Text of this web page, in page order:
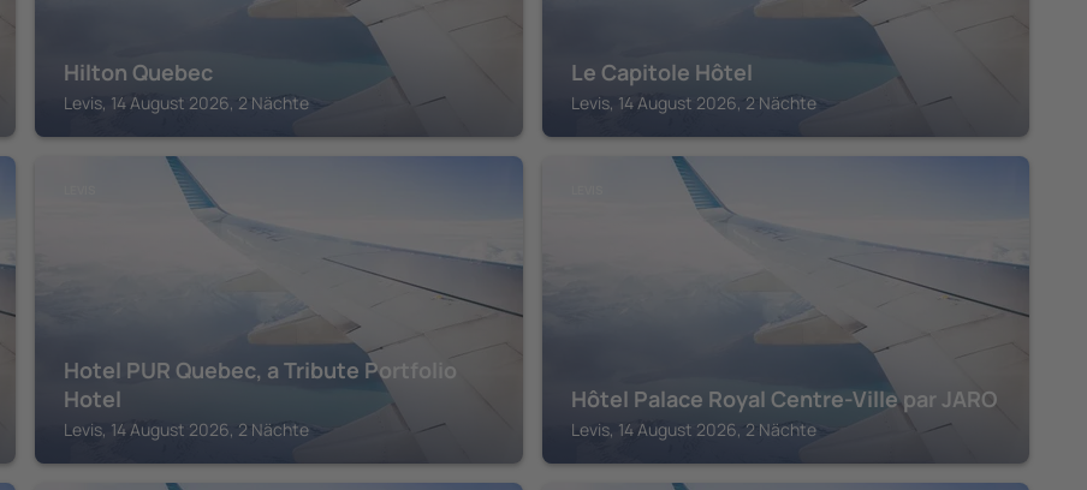
Hilton Quebec
Levis, 14 August 2026, 2 Nächte
Le Capitole Hôtel
Levis, 14 August 2026, 2 Nächte
Hotel PUR Quebec, a Tribute Portfolio
Hotel
Levis, 14 August 2026, 2 Nächte
Hôtel Palace Royal Centre-Ville par JARO
Levis, 14 August 2026, 2 Nächte